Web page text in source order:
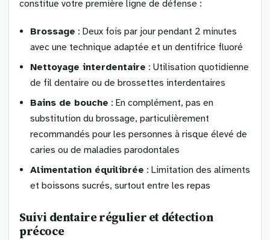
constitue votre première ligne de défense :
Brossage : Deux fois par jour pendant 2 minutes
avec une technique adaptée et un dentifrice fluoré
Nettoyage interdentaire : Utilisation quotidienne
de fil dentaire ou de brossettes interdentaires
Bains de bouche : En complément, pas en
substitution du brossage, particulièrement
recommandés pour les personnes à risque élevé de
caries ou de maladies parodontales
Alimentation équilibrée : Limitation des aliments
et boissons sucrés, surtout entre les repas
Suivi dentaire régulier et détection
précoce